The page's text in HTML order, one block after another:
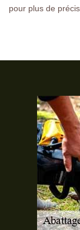
pour plus de